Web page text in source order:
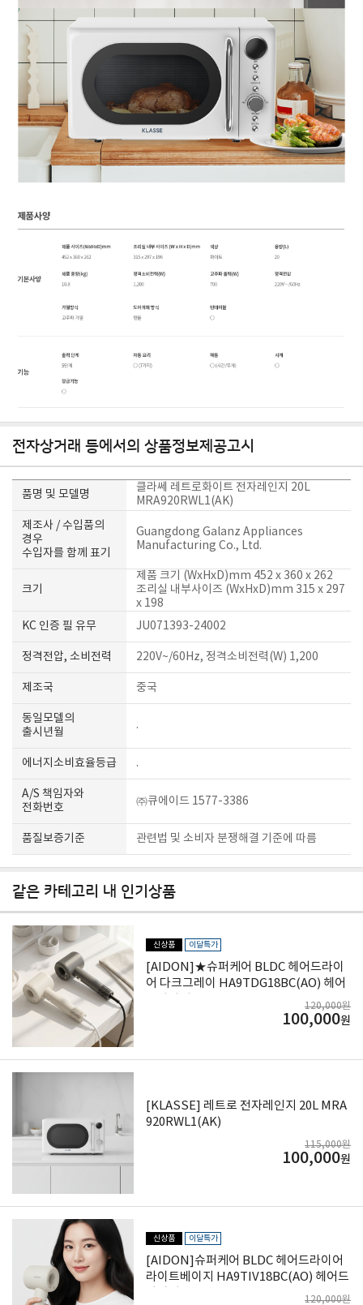
전자상거래 등에서의 상품정보제공고시
품명 및 모델명
클라쎄 레트로화이트 전자레인지 20L
MRA920RWL1(AK)
제조사 / 수입품의
경우
수입자를 함께 표기
Guangdong Galanz Appliances
Manufacturing Co., Ltd.
크기
제품 크기 (WxHxD)mm 452 x 360 x 262
조리실 내부사이즈 (WxHxD)mm 315 x 297
x 198
KC 인증 필 유무
JU071393-24002
정격전압, 소비전력 220V~/60Hz, 정격소비전력(W) 1,200
제조국 중국
동일모델의
출시년월
.
에너지소비효율등급 .
A/S 책임자와
전화번호
㈜큐에이드 1577-3386
품질보증기준 관련법 및 소비자 분쟁해결 기준에 따름
같은 카테고리 내 인기상품
신상품 이달특가
[AIDON]★슈퍼케어 BLDC 헤어드라이
어 다크그레이 HA9TDG18BC(AO) 헤어
120,000원
100,000원
[KLASSE] 레트로 전자레인지 20L MRA
920RWL1(AK)
115,000원
100,000원
신상품 이달특가
[AIDON]슈퍼케어 BLDC 헤어드라이어
라이트베이지 HA9TIV18BC(AO) 헤어드
120,000원